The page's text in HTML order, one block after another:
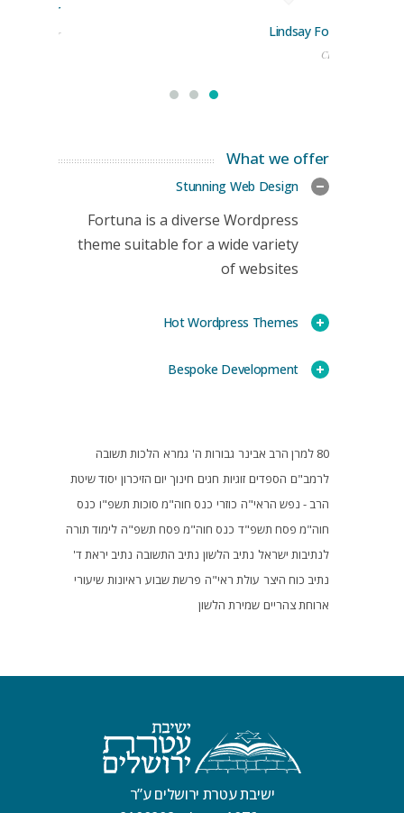
Lindsay Ford
CEO
Stoner
Manager
What we offer
Stunning Web Design
Fortuna is a diverse Wordpress
theme suitable for a wide variety
of websites
Hot Wordpress Themes
Bespoke Development
80 למרן הרב אבינר גבורות ה' גמרא הלכות תשובה
לרמב"ם הספדים זוגיות חגים חינוך יום הזיכרון יסוד שיטת
הרב - נפש הראי"ה כוזרי כנס חוה"מ סוכות תשפ"ו כנס
חוה"מ פסח תשפ"ד כנס חוה"מ פסח תשפ"ה לימוד תורה
לנתיבות ישראל נתיב הלשון נתיב התשובה נתיב יראת ד'
נתיב כוח היצר עולת ראי"ה פרשת שבוע ראיונות שיעורי
ארוחת צהריים שמירת הלשון
ישיבת עטרת ירושלים ע”ר